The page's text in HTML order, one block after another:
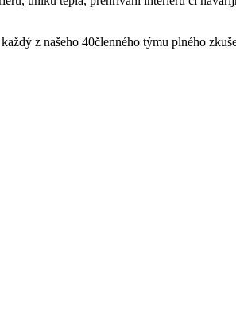
z našeho 40členného týmu plného